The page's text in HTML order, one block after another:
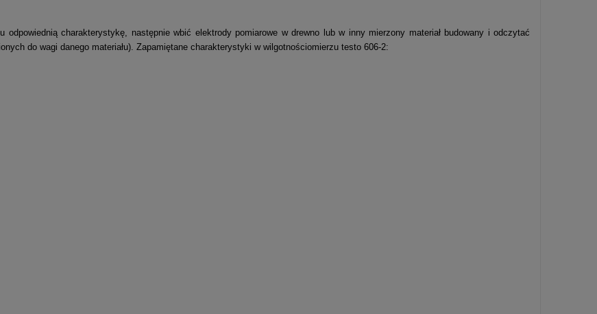
charakterystykę, następnie wbić elektrody pomiarowe w drewno lub w inny mierzony materiał budowany i odczytać
do wagi danego materiału). Zapamiętane charakterystyki w wilgotnościomierzu testo 606-2: